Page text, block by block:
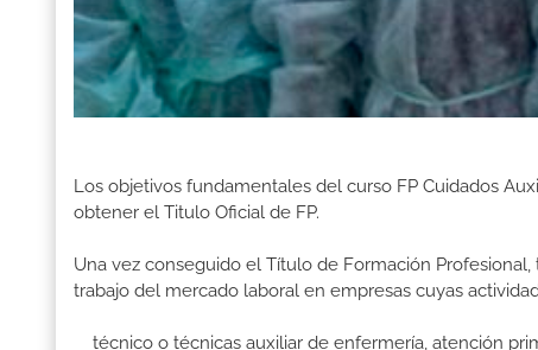
Los objetivos fundamentales del curso FP Cuidados
obtener el Titulo Oficial de FP.
Una vez conseguido el Título de Formación
trabajo del mercado laboral en empresas cuyas
técnico o técnicas auxiliar de enfermería, atención